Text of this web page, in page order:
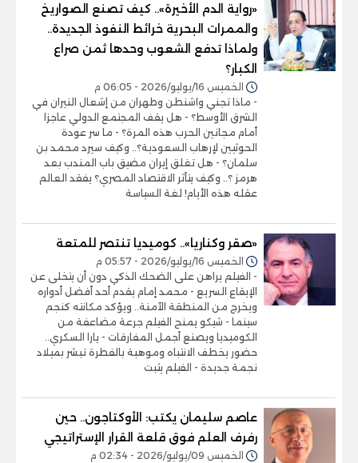
«رواية الدم الأخيرة».. كيف تصنع الصواريخ
والممرات البحرية خرائط النفوذ الجديدة..
ولماذا تدفع الشعوب وحدها ثمن صراع
الكبار؟
الخميس 16/يوليو/2026 - 06:05 م
- ماذا تجني واشنطن وطهران من إشعال النيران في
الشرق الأوسط؟ - هل يقف المجتمع الدولي عاجزا
أمام مجانين الحرب هذه المرة؟ - ما سر عودة
الحوثيين لإرهاب السعودية؟.. وكيف سيرد محمد بن
سلمان؟ - هل تغلق إيران مضيق باب المندب بعد
هرمز ؟.. وكيف يتأثر الاقتصاد المصري؟ يفقد العالم
عقله هذه الأيام! لغة السياسة
«صقر وكناريا».. كوميديا تنتصر للمتعة
الخميس 16/يوليو/2026 - 05:57 م
- الفيلم يراهن على الضحك الذكي دون أن يتخلى عن
الإيقاع السريع - محمد إمام يقدم أحد أفضل أدواره
ويخرج من المنطقة الآمنة.. ويؤكد مكانته كنجم
سينما - شيكو يمنح الفيلم جرعة مضاعفة من
الكوميديا ويصنع أجمل المفارقات - يارا السكري..
حضور يخطف الانتباه وموهبة بالفطرة تبشر بميلاد
نجمة جديدة - الفيلم يثبت
عاصم سليمان يكتب: الأوكتاجون.. حين
رفرف العلم فوق قلعة القرار الإستراتيجي
الخميس 09/يوليو/2026 - 02:34 م